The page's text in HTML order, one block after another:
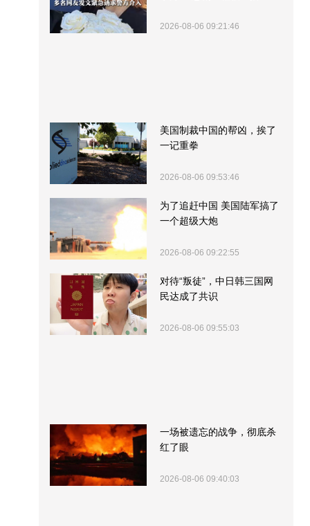
2026-08-06 09:21:46
美国制裁中国的帮凶，挨了
一记重拳
2026-08-06 09:53:46
为了追赶中国 美国陆军搞了
一个超级大炮
2026-08-06 09:22:55
对待“叛徒”，中日韩三国网
民达成了共识
2026-08-06 09:55:03
一场被遗忘的战争，彻底杀
红了眼
2026-08-06 09:40:03